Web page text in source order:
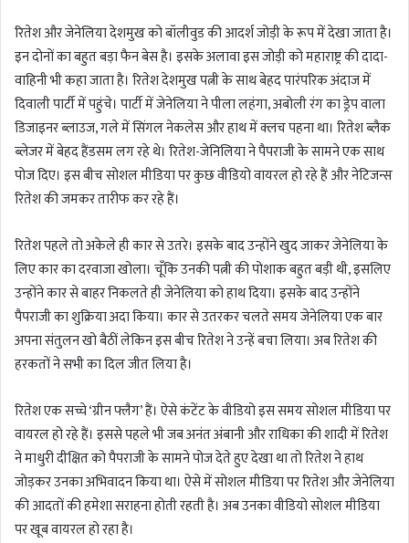
रितेश और जेनेलिया देशमुख को बॉलीवुड की आदर्श जोड़ी के रूप में देखा जाता है।
इन दोनों का बहुत बड़ा फैन बेस है। इसके अलावा इस जोड़ी को महाराष्ट्र की दादा-
वाहिनी भी कहा जाता है। रितेश देशमुख पत्नी के साथ बेहद पारंपरिक अंदाज में
दिवाली पार्टी में पहुंचे। पार्टी में जेनेलिया ने पीला लहंगा, अबोली रंग का ड्रेप वाला
डिजाइनर ब्लाउज, गले में सिंगल नेकलेस और हाथ में क्लच पहना था। रितेश ब्लैक
ब्लेजर में बेहद हैंडसम लग रहे थे। रितेश-जेनिलिया ने पैपराजी के सामने एक साथ
पोज दिए। इस बीच सोशल मीडिया पर कुछ वीडियो वायरल हो रहे हैं और नेटिजन्स
रितेश की जमकर तारीफ कर रहे हैं।
रितेश पहले तो अकेले ही कार से उतरे। इसके बाद उन्होंने खुद जाकर जेनेलिया के
लिए कार का दरवाजा खोला। चूँकि उनकी पत्नी की पोशाक बहुत बड़ी थी, इसलिए
उन्होंने कार से बाहर निकलते ही जेनेलिया को हाथ दिया। इसके बाद उन्होंने
पैपराजी का शुक्रिया अदा किया। कार से उतरकर चलते समय जेनेलिया एक बार
अपना संतुलन खो बैठीं लेकिन इस बीच रितेश ने उन्हें बचा लिया। अब रितेश की
हरकतों ने सभी का दिल जीत लिया है।
रितेश एक सच्चे ‘ग्रीन फ्लैग’ हैं। ऐसे कंटेंट के वीडियो इस समय सोशल मीडिया पर
वायरल हो रहे हैं। इससे पहले भी जब अनंत अंबानी और राधिका की शादी में रितेश
ने माधुरी दीक्षित को पैपराजी के सामने पोज देते हुए देखा था तो रितेश ने हाथ
जोड़कर उनका अभिवादन किया था। ऐसे में सोशल मीडिया पर रितेश और जेनेलिया
की आदतों की हमेशा सराहना होती रहती है। अब उनका वीडियो सोशल मीडिया
पर खूब वायरल हो रहा है।